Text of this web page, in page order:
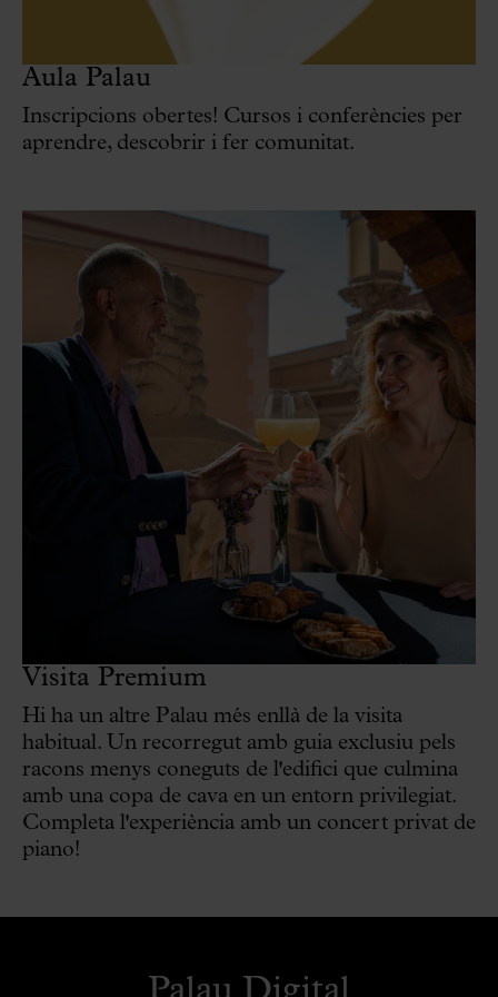
Aula Palau
Inscripcions obertes! Cursos i conferències per
aprendre, descobrir i fer comunitat.
Visita Premium
Hi ha un altre Palau més enllà de la visita
habitual. Un recorregut amb guia exclusiu pels
racons menys coneguts de l'edifici que culmina
amb una copa de cava en un entorn privilegiat.
Completa l'experiència amb un concert privat de
piano!